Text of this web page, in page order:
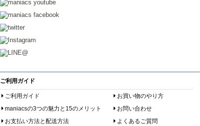
ご利用ガイド
ご利用ガイド
お買い物のやり方
maniacsの3つの魅力と15のメリット
お問い合わせ
お支払い方法と配送方法
よくあるご質問